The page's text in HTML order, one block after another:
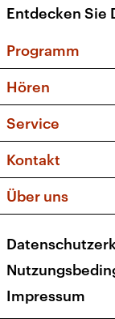
Entdecken Sie
Programm
Musikliste
Kakadu –
Hören
Service
FAQ
Apps
Newsletter
Kontakt
Social
Über uns
Presse
Karriere
Impressum